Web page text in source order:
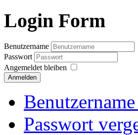
Login Form
Benutzername
Passwort
Angemeldet bleiben
Anmelden
Passwort